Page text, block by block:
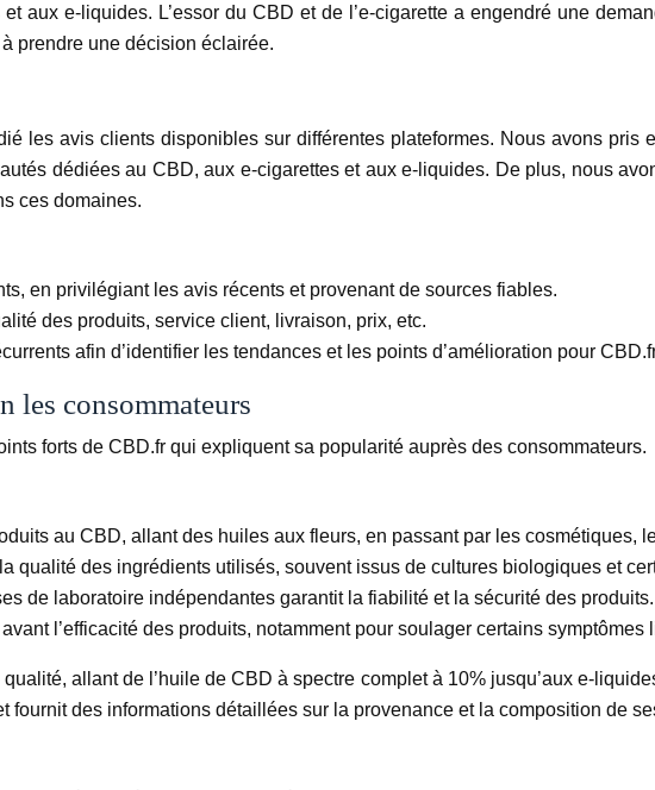
aux e-liquides. L’essor du CBD et de l’e-cigarette a engendré une
prendre une décision éclairée.
les avis clients disponibles sur différentes plateformes. Nous avons pris
dédiées au CBD, aux e-cigarettes et aux e-liquides. De plus, nous
ces domaines.
en privilégiant les avis récents et provenant de sources fiables.
des produits, service client, livraison, prix, etc.
afin d’identifier les tendances et les points d’amélioration pour
les consommateurs
forts de CBD.fr qui expliquent sa popularité auprès des consommateurs.
au CBD, allant des huiles aux fleurs, en passant par les cosmétiques,
qualité des ingrédients utilisés, souvent issus de cultures biologiques et
de laboratoire indépendantes garantit la fiabilité et la sécurité des produits.
l’efficacité des produits, notamment pour soulager certains symptômes
allant de l’huile de CBD à spectre complet à 10% jusqu’aux e-
fournit des informations détaillées sur la provenance et la composition de